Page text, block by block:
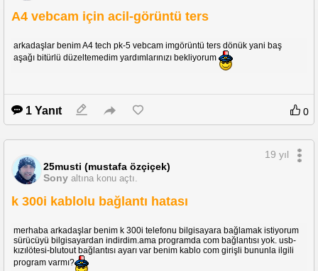
A4 vebcam için acil-görüntü ters
arkadaşlar benim A4 tech pk-5 vebcam imgörüntü ters dönük yani baş
aşağı bitürlü düzeltemedim yardımlarınızı bekliyorum
1 Yanıt 0
25musti (mustafa özçiçek)
Sony altına konu açtı.
19 yıl
k 300i kablolu bağlantı hatası
merhaba arkadaşlar benim k 300i telefonu bilgisayara bağlamak istiyorum
sürücüyü bilgisayardan indirdim.ama programda com bağlantısı yok. usb-
kızılötesi-blutout bağlantısı ayarı var benim kablo com girişli bununla ilgili
program varmı?